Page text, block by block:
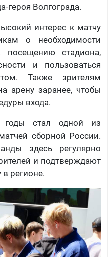
героя Волгограда.
интерес к матчу
о необходимости
посещению стадиона,
и пользоваться
Также зрителям
арену заранее, чтобы
входа.
годы стал одной из
сборной России.
здесь регулярно
и подтверждают
регионе.